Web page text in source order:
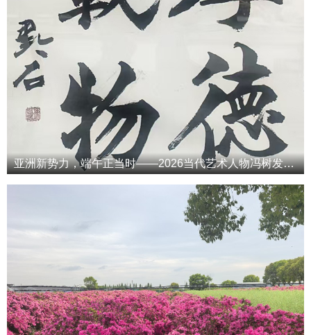
亚洲新势力，端午正当时——2026当代艺术人物冯树发端午专属特辑